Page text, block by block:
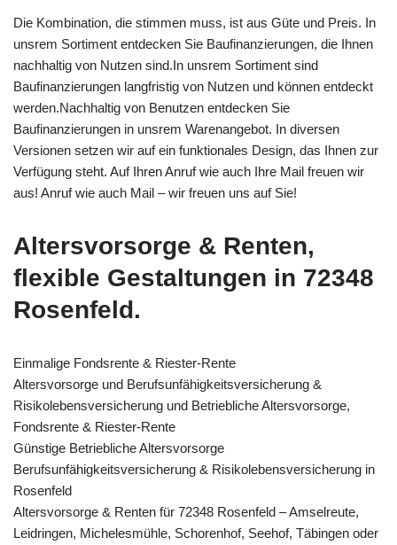
Die Kombination, die stimmen muss, ist aus Güte und Preis. In
unsrem Sortiment entdecken Sie Baufinanzierungen, die Ihnen
nachhaltig von Nutzen sind.In unsrem Sortiment sind
Baufinanzierungen langfristig von Nutzen und können entdeckt
werden.Nachhaltig von Benutzen entdecken Sie
Baufinanzierungen in unsrem Warenangebot. In diversen
Versionen setzen wir auf ein funktionales Design, das Ihnen zur
Verfügung steht. Auf Ihren Anruf wie auch Ihre Mail freuen wir
aus! Anruf wie auch Mail – wir freuen uns auf Sie!
Altersvorsorge & Renten,
flexible Gestaltungen in 72348
Rosenfeld.
Einmalige Fondsrente & Riester-Rente
Altersvorsorge und Berufsunfähigkeitsversicherung &
Risikolebensversicherung und Betriebliche Altersvorsorge,
Fondsrente & Riester-Rente
Günstige Betriebliche Altersvorsorge
Berufsunfähigkeitsversicherung & Risikolebensversicherung in
Rosenfeld
Altersvorsorge & Renten für 72348 Rosenfeld – Amselreute,
Leidringen, Michelesmühle, Schorenhof, Seehof, Täbingen oder